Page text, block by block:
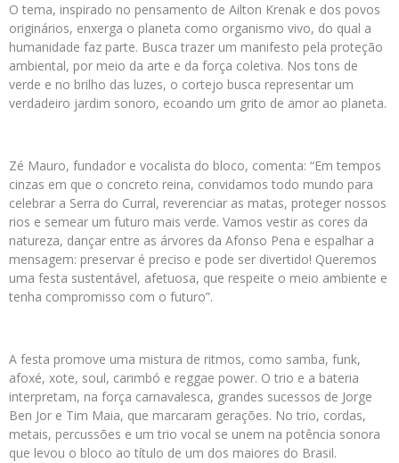
O tema, inspirado no pensamento de Ailton Krenak e dos povos
originários, enxerga o planeta como organismo vivo, do qual a
humanidade faz parte. Busca trazer um manifesto pela proteção
ambiental, por meio da arte e da força coletiva. Nos tons de
verde e no brilho das luzes, o cortejo busca representar um
verdadeiro jardim sonoro, ecoando um grito de amor ao planeta.
Zé Mauro, fundador e vocalista do bloco, comenta: “Em tempos
cinzas em que o concreto reina, convidamos todo mundo para
celebrar a Serra do Curral, reverenciar as matas, proteger nossos
rios e semear um futuro mais verde. Vamos vestir as cores da
natureza, dançar entre as árvores da Afonso Pena e espalhar a
mensagem: preservar é preciso e pode ser divertido! Queremos
uma festa sustentável, afetuosa, que respeite o meio ambiente e
tenha compromisso com o futuro”.
A festa promove uma mistura de ritmos, como samba, funk,
afoxé, xote, soul, carimbó e reggae power. O trio e a bateria
interpretam, na força carnavalesca, grandes sucessos de Jorge
Ben Jor e Tim Maia, que marcaram gerações. No trio, cordas,
metais, percussões e um trio vocal se unem na potência sonora
que levou o bloco ao título de um dos maiores do Brasil.